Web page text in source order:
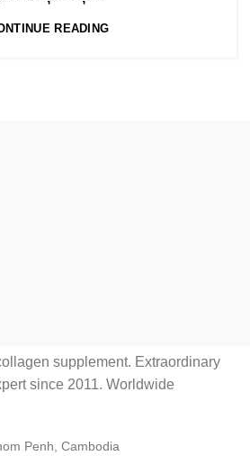
READING
supplement. Extraordinary
since 2011. Worldwide
Penh, Cambodia